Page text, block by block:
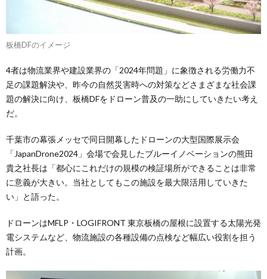
板橋DFのイメージ
4者は物流業界や建設業界の「2024年問題」に象徴される労働力不
足の課題解決や、昨今の自然災害時への対策などさまざまな社会課
題の解決に向け、板橋DFをドローン普及の一助にしていきたい考え
だ。
千葉市の幕張メッセで同日開幕したドローンの大型国際展示会
「JapanDrone2024」会場で会見したブルーイノベーションの熊田
貴之社長は「都心にこれだけの規模の検証場所ができることは非常
に意義が大きい。当社としてもこの施設を最大限活用していきた
い」と語った。
ドローンはMFLP・LOGIFRONT 東京板橋の屋根に設置する太陽光発
電システムなど、物流施設の各種設備の点検など幅広い役割を担う
計画。